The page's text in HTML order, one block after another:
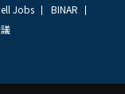
Jobs
BINAR